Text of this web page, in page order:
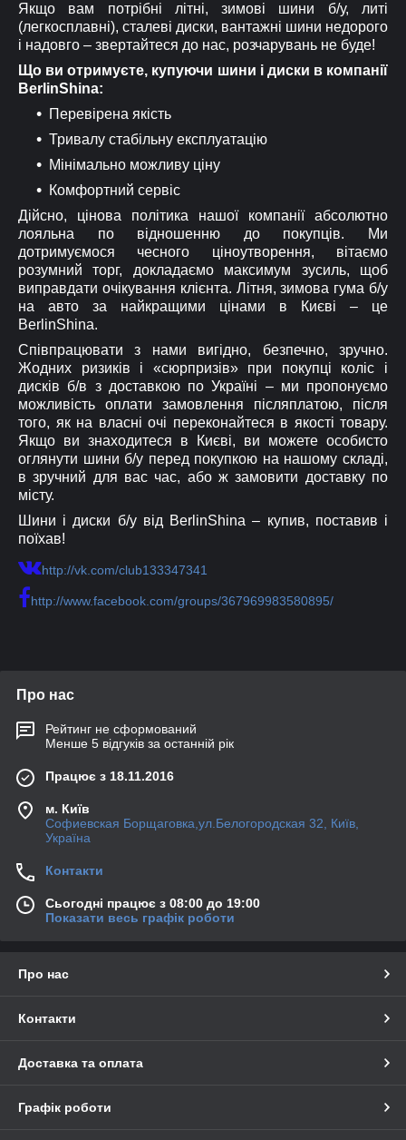
Якщо вам потрібні літні, зимові шини б/у, литі
(легкосплавні), сталеві диски, вантажні шини недорого
і надовго – звертайтеся до нас, розчарувань не буде!
Що ви отримуєте, купуючи шини і диски в компанії
BerlinShina:
Перевірена якість
Тривалу стабільну експлуатацію
Мінімально можливу ціну
Комфортний сервіс
Дійсно, цінова політика нашої компанії абсолютно
лояльна по відношенню до покупців. Ми
дотримуємося чесного ціноутворення, вітаємо
розумний торг, докладаємо максимум зусиль, щоб
виправдати очікування клієнта. Літня, зимова гума б/у
на авто за найкращими цінами в Києві – це
BerlinShina.
Співпрацювати з нами вигідно, безпечно, зручно.
Жодних ризиків і «сюрпризів» при покупці коліс і
дисків б/в з доставкою по Україні – ми пропонуємо
можливість оплати замовлення післяплатою, після
того, як на власні очі переконайтеся в якості товару.
Якщо ви знаходитеся в Києві, ви можете особисто
оглянути шини б/у перед покупкою на нашому складі,
в зручний для вас час, або ж замовити доставку по
місту.
Шини і диски б/у від BerlinShina – купив, поставив і
поїхав!
http://vk.com/club133347341
http://www.facebook.com/groups/367969983580895/
Про нас
Рейтинг не сформований
Менше 5 відгуків за останній рік
Працює з 18.11.2016
м. Київ
Софиевская Борщаговка,ул.Белогородская 32, Київ,
Україна
Контакти
Сьогодні працює з 08:00 до 19:00
Показати весь графік роботи
Про нас
Контакти
Доставка та оплата
Графік роботи